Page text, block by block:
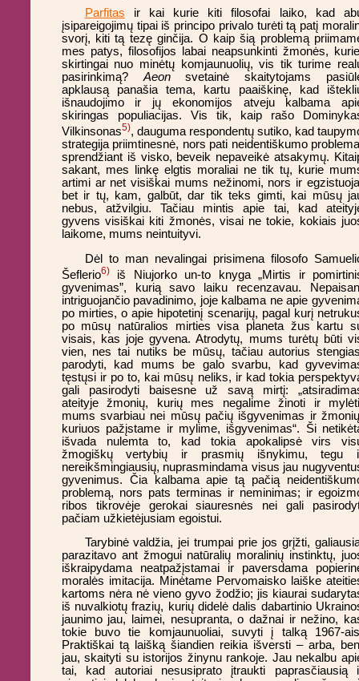
Parfitas ir kai kurie kiti filosofai laiko, kad
įsipareigojimų tipai iš principo privalo turėti tą patį
svorį, kiti tą tezę ginčija. O kaip šią problemą
mes patys, filosofijos labai neapsunkinti žmonės,
skirtingai nuo minėtų komjaunuolių, vis tik turime
pasirinkimą?Aeonsvetainė skaitytojams
apklausą panašia tema, kartu paaiškinę, kad
išnaudojimo ir jų ekonomijos atveju kalbama
skiringas populiacijas. Vis tik, kaip rašo
Vilkinsonas5), dauguma respondentų sutiko, kad
strategija priimtinesnė, nors pati neidentiškumo
sprendžiant iš visko, beveik nepaveikė atsakymų.
sakant, mes linkę elgtis moraliai ne tik tų, kurie
artimi ar net visiškai mums nežinomi, nors ir
bet ir tų, kam, galbūt, dar tik teks gimti, kai mūsų
nebus, atžvilgiu. Tačiau mintis apie tai, kad
gyvens visiškai kiti žmonės, visai ne tokie, kokiais
laikome, mums neintuityvi.
Dėl to man nevalingai prisimena filosofo
Šeflerio6)iš Niujorko un-to knyga „Mirtis ir
gyvenimas”, kurią savo laiku recenzavau.
intriguojančio pavadinimo, joje kalbama ne apie
po mirties, o apie hipotetinį scenarijų, pagal kurį
po mūsų natūralios mirties visa planeta žus kartu
visais, kas joje gyvena. Atrodytų, mums turėtų būti
vien, nes tai nutiks be mūsų, tačiau autorius
parodyti, kad mums be galo svarbu, kad
tęstųsi ir po to, kai mūsų neliks, ir kad tokia
gali pasirodyti baisesne už savą mirtį:
ateityje žmonių, kurių mes negalime žinoti ir
mums svarbiau nei mūsų pačių išgyvenimas ir
kuriuos pažįstame ir mylime, išgyvenimas“. Ši
išvada nulemta to, kad tokia apokalipsė virs
žmogiškų vertybių ir prasmių išnykimu, tegu
nereikšmingiausių, nuprasmindama visus jau
gyvenimus. Čia kalbama apie tą pačią
problemą, nors pats terminas ir neminimas; ir
ribos tikrovėje gerokai siauresnės nei gali
pačiam užkietėjusiam egoistui.
Tarybinė valdžia, jei trumpai prie jos grįžti,
parazitavo ant žmogui natūralių moralinių instinktų,
iškraipydama neatpažįstamai ir paversdama
moralės imitacija. Minėtame Pervomaisko laiške
kartoms nėra nė vieno gyvo žodžio; jis kiaurai
iš nuvalkiotų frazių, kurių didelė dalis dabartinio
jaunimo jau, laimei, nesupranta, o dažnai ir nežino,
tokie buvo tie komjaunuoliai, suvyti į talką 1967-
Praktiškai tą laišką šiandien reikia išversti – arba,
jau, skaityti su istorijos žinynu rankoje. Jau nekalbu
tai, kad autoriai nesusiprato įtraukti paprasčiausią